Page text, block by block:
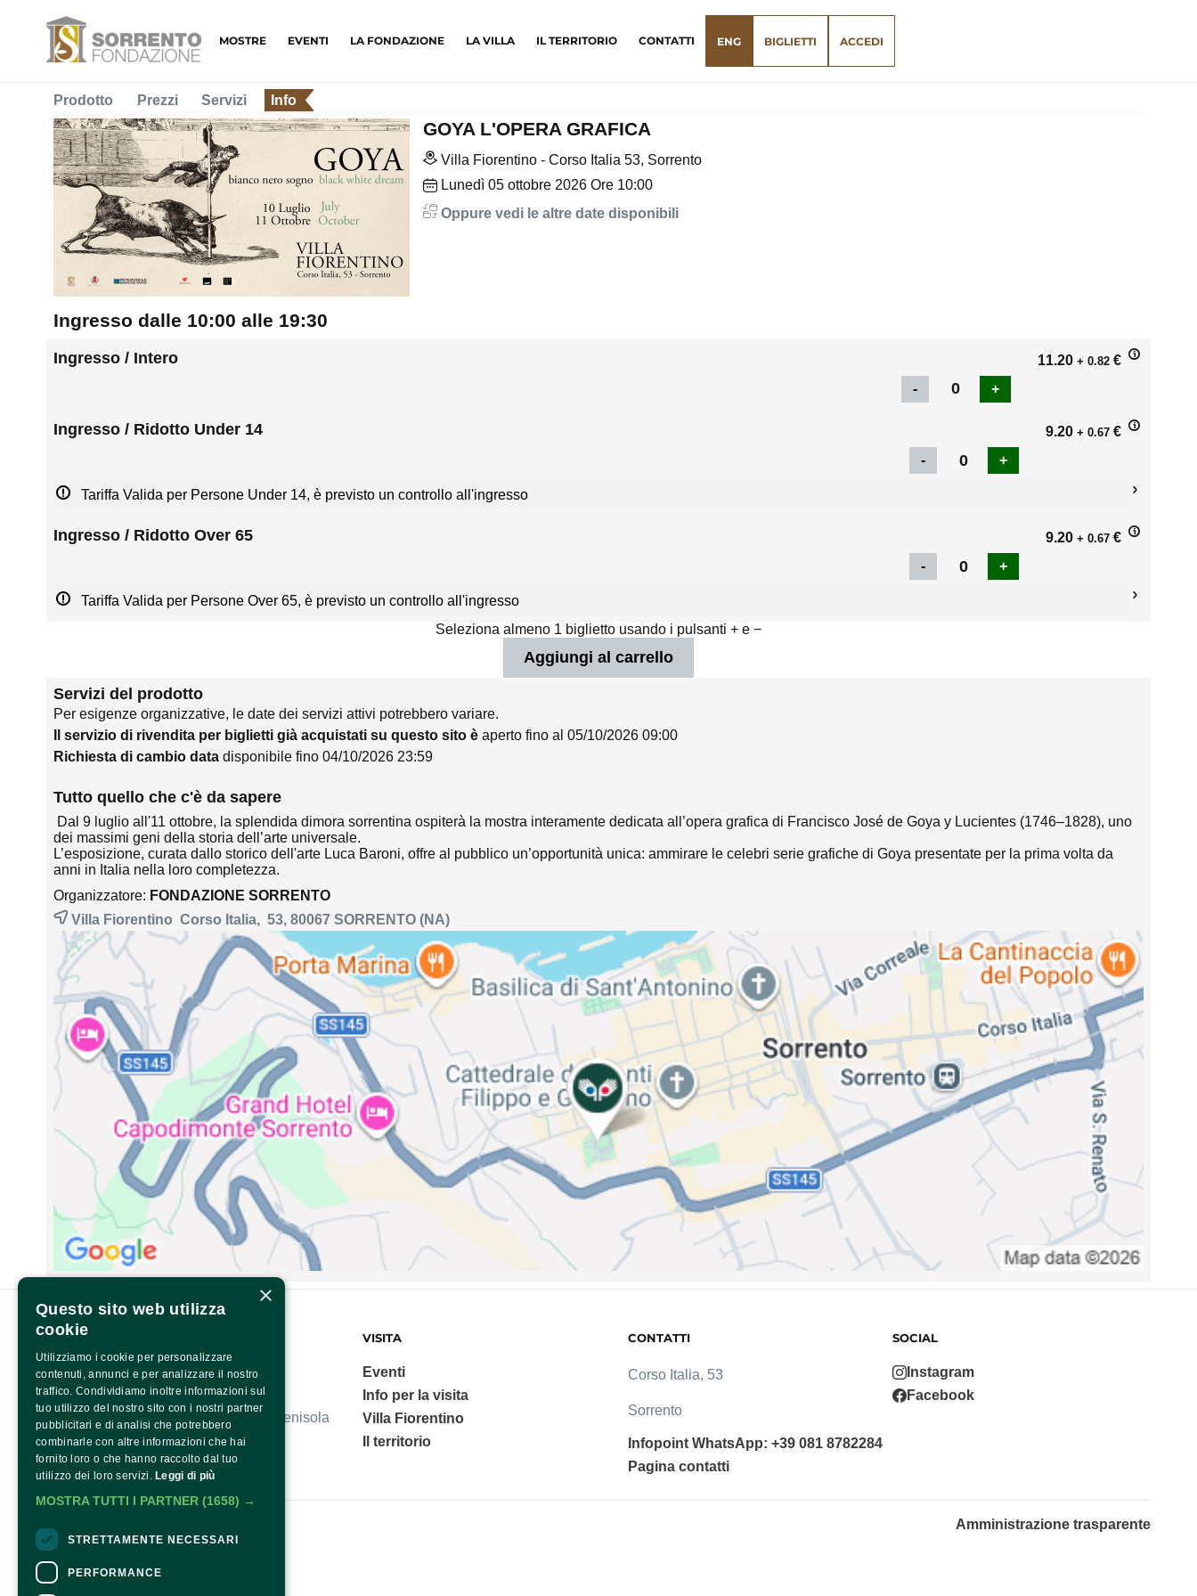
MOSTRE EVENTI LA FONDAZIONE LA VILLA IL TERRITORIO CONTATTI ENG BIGLIETTI ACCEDI
Prodotto Prezzi Servizi Info
GOYA L'OPERA GRAFICA
Villa Fiorentino - Corso Italia 53, Sorrento
Lunedì 05 ottobre 2026 Ore 10:00
Oppure vedi le altre date disponibili
Ingresso dalle 10:00 alle 19:30
Ingresso / Intero 11.20 + 0.82 €
Ingresso / Ridotto Under 14 9.20 + 0.67 €
Tariffa Valida per Persone Under 14, è previsto un controllo all'ingresso
Ingresso / Ridotto Over 65 9.20 + 0.67 €
Tariffa Valida per Persone Over 65, è previsto un controllo all'ingresso
Seleziona almeno 1 biglietto usando i pulsanti + e −
Servizi del prodotto
Per esigenze organizzative, le date dei servizi attivi potrebbero variare.
Il servizio di rivendita per biglietti già acquistati su questo sito è aperto fino al 05/10/2026 09:00
Richiesta di cambio data disponibile fino 04/10/2026 23:59
Tutto quello che c'è da sapere
Dal 9 luglio all'11 ottobre, la splendida dimora sorrentina ospiterà la mostra interamente dedicata all’opera grafica di Francisco José de Goya y Lucientes (1746–1828), uno
dei massimi geni della storia dell’arte universale.
L’esposizione, curata dallo storico dell'arte Luca Baroni, offre al pubblico un’opportunità unica: ammirare le celebri serie grafiche di Goya presentate per la prima volta da
anni in Italia nella loro completezza.
Organizzatore: FONDAZIONE SORRENTO
Villa Fiorentino Corso Italia, 53, 80067 SORRENTO(NA)
FONDAZIONE SORRENTO
Villa Fiorentino, polo culturale della Penisola
Sorrentina.
VISITA
Eventi
Info per la visita
Villa Fiorentino
Il territorio
CONTATTI
Corso Italia, 53
Sorrento
Infopoint WhatsApp: +39 081 8782284
Pagina contatti
SOCIAL
Instagram
Facebook
Amministrazione trasparente
Contatti
×
Questo sito web utilizza
cookie
Utilizziamo i cookie per personalizzare
contenuti, annunci e per analizzare il nostro
traffico. Condividiamo inoltre informazioni sul
tuo utilizzo del nostro sito con i nostri partner
pubblicitari e di analisi che potrebbero
combinarle con altre informazioni che hai
fornito loro o che hanno raccolto dal tuo
utilizzo dei loro servizi. Leggi di più
MOSTRA TUTTI I PARTNER (1658) →
STRETTAMENTE NECESSARI
PERFORMANCE